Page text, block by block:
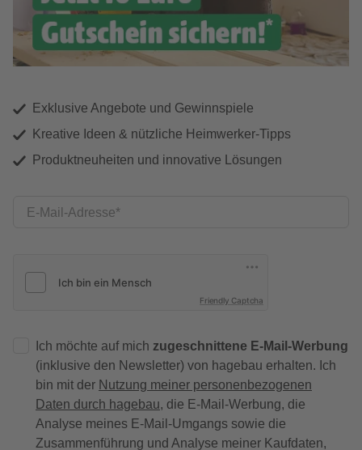
Exklusive Angebote und Gewinnspiele
Kreative Ideen & nützliche Heimwerker-Tipps
Produktneuheiten und innovative Lösungen
E-Mail-Adresse
Friendly Captcha
Ich möchte auf mich zugeschnittene E-Mail-Werbung
(inklusive den Newsletter) von hagebau erhalten. Ich
bin mit der Nutzung meiner personenbezogenen
Daten durch hagebau, die E-Mail-Werbung, die
Analyse meines E-Mail-Umgangs sowie die
Zusammenführung und Analyse meiner Kaufdaten,